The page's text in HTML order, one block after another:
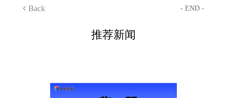
Back - END -
推荐新闻